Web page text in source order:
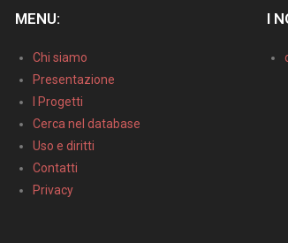
MENU:
Chi siamo
Presentazione
I Progetti
Cerca nel database
Uso e diritti
Contatti
Privacy
I